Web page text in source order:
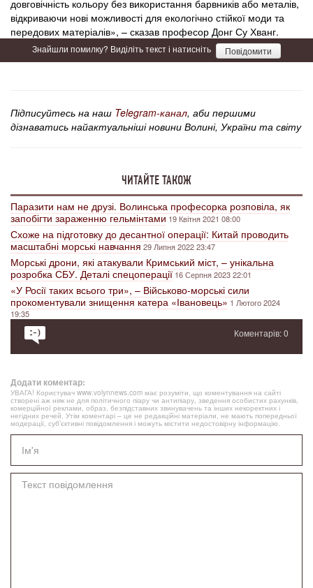
довговічність кольору без використання барвників або металів,
відкриваючи нові можливості для екологічно стійкої моди та
передових матеріалів», – сказав професор Донг Су Хванг.
Знайшли помилку? Виділіть текст і натисніть Повідомити
Підписуйтесь на наш Telegram-канал, аби першими
дізнаватись найактуальніші новини Волині, України та світу
ЧИТАЙТЕ ТАКОЖ
Паразити нам не друзі. Волинська професорка розповіла, як
запобігти зараженню гельмінтами 19 Квітня 2021 08:00
Схоже на підготовку до десантної операції: Китай проводить
масштабні морські навчання29 Липня 2022 23:47
Морські дрони, які атакували Кримський міст, – унікальна
розробка СБУ. Деталі спецоперації 16 Серпня 2023 22:01
«У Росії таких всього три», – Військово-морські сили
прокоментували знищення катера «Івановець» 1 Лютого 2024
19:35
Коментарів: 0
Додати коментар:
УВАГА! Користувач www.volynnews.com має розуміти, що коментування на сайті
створені аж ніяк не для політичного піару чи антипіару, зведення особистих рахунків,
комерційної реклами, образ, безпідставних звинувачень та інших некоректних і
негідних речей. Утім коментарі – це не редакційні матеріали, не мають попередньої
модерації, суб’єктивні повідомлення і можуть містити недостовірну інформацію.